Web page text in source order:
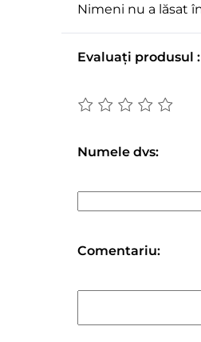
Nimeni nu a lăsat
Evaluați produsul :
Numele dvs:
Comentariu: